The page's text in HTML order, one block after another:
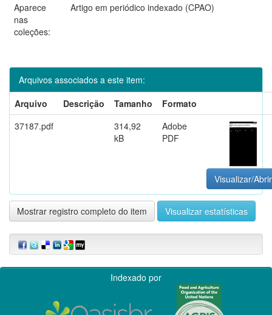
Aparece
nas
coleções:
Artigo em periódico indexado (CPAO)
Arquivos associados a este item:
Arquivo
Descrição Tamanho
Formato
37187.pdf
314,92
kB
Adobe
PDF
Visualizar/Abrir
Mostrar registro completo do item Visualizar estatísticas
Indexado por